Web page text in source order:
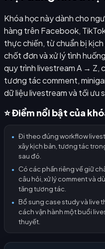
Khóa học này dành cho
hàng trên Facebook,
thực chiến, từ chuẩn bị
chốt đơn và xử lý tình
quy trình livestream A → Z,
tương tác comment,
dữ liệu livestream và tối ưu
⭐ Điểm nổi bật của
●
Đi theo đúng workflow
xây kịch bản, tương tác
sau đó.
●
Có các phần riêng về giữ
câu hỏi, xử lý comment và
tăng tương tác.
●
Bổ sung case study và live
cách vận hành một buổi
thuyết.